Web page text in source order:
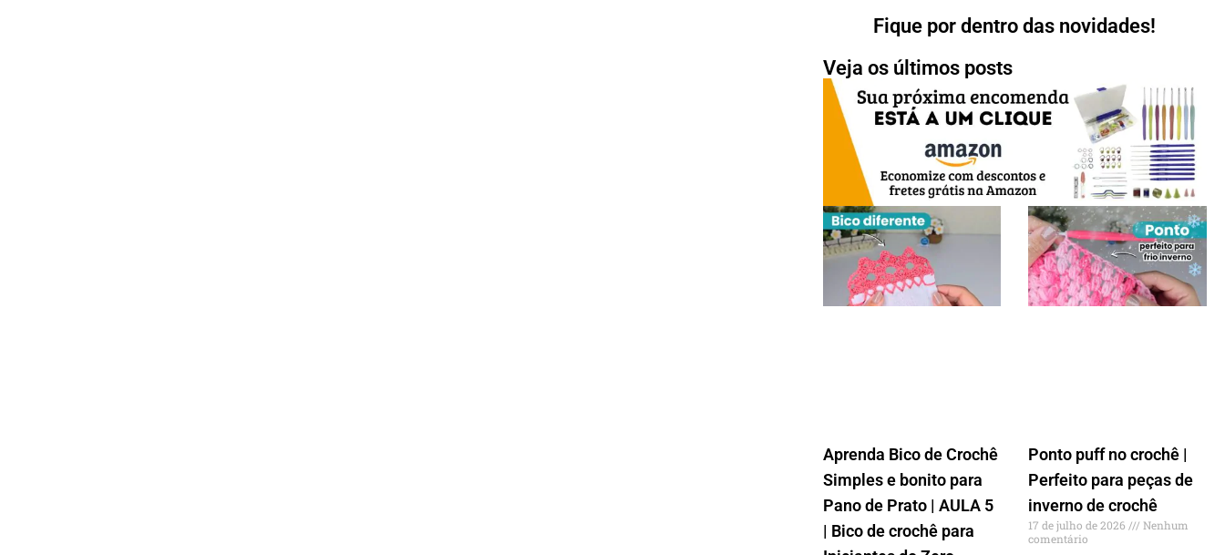
Fique por dentro das novidades!
Veja os últimos posts
Aprenda Bico de Crochê
Simples e bonito para
Pano de Prato | AULA 5
| Bico de crochê para
Ponto puff no crochê |
Perfeito para peças de
inverno de crochê
17 de julho de 2026
Nenhum
comentário